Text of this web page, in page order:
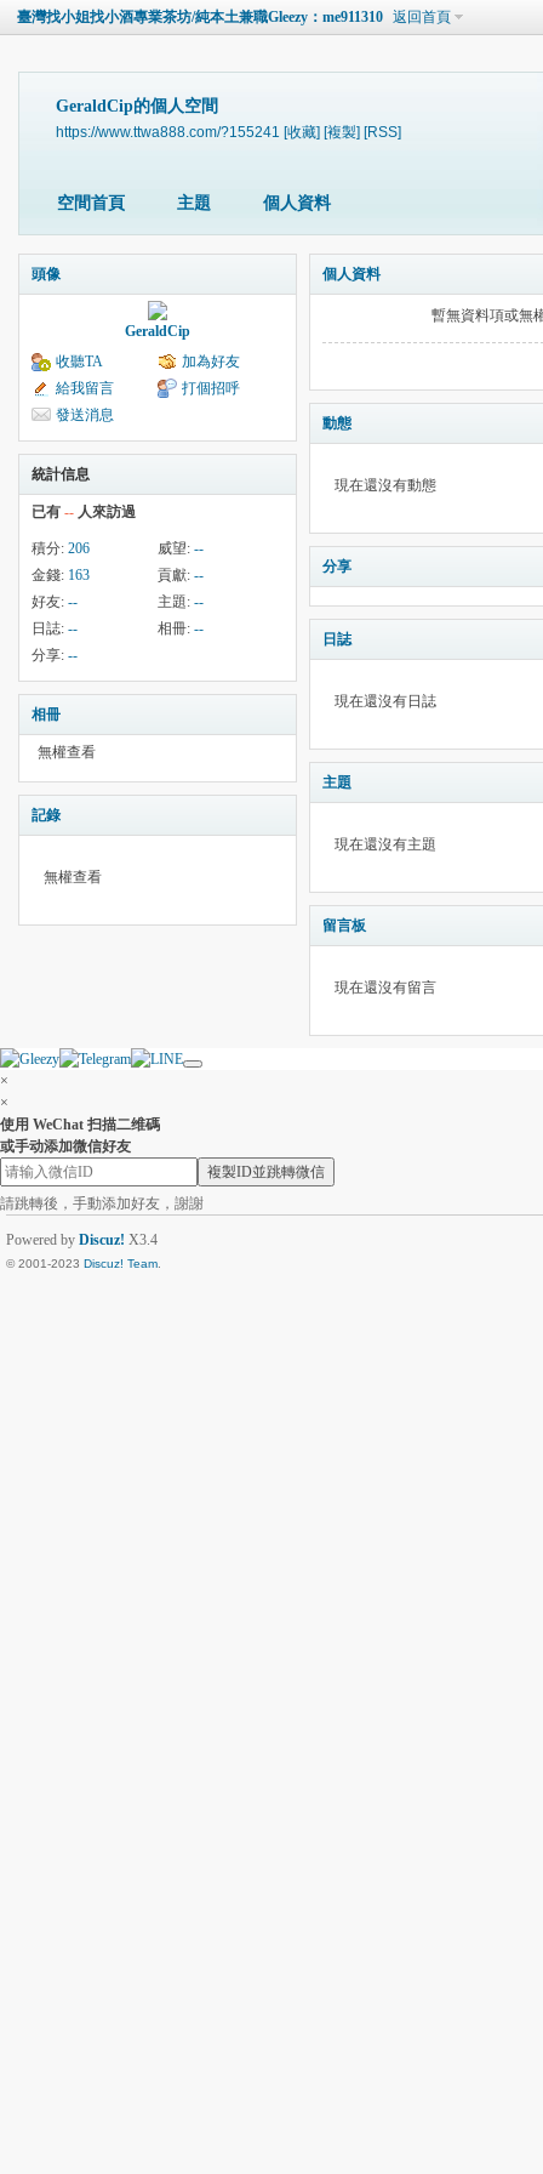
臺灣找小姐找小酒專業茶坊/純本土兼職Gleezy：me911310 返回首頁
GeraldCip的個人空間
https://www.ttwa888.com/?155241 [收藏] [複製] [RSS]
空間首頁 主題 個人資料
頭像
GeraldCip
收聽TA
加為好友
給我留言
打個招呼
發送消息
統計信息
已有 -- 人來訪過
積分: 206 威望: --
金錢: 163 貢獻: --
好友: -- 主題: --
日誌: -- 相冊: --
分享: --
相冊
無權查看
記錄
無權查看
個人資料
暫無資料項或無
動態
現在還沒有動態
分享
日誌
現在還沒有日誌
主題
現在還沒有主題
留言板
現在還沒有留言
×
×
使用 WeChat 扫描二维碼
或手动添加微信好友
複製ID並跳轉微信
請跳轉後，手動添加好友，謝謝
Powered by Discuz! X3.4
© 2001-2023 Discuz! Team